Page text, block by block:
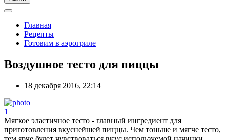
Главная
Рецепты
Готовим в аэрогриле
Воздушное тесто для пиццы
18 декабря 2016, 22:14
1
Мягкое эластичное тесто - главный ингредиент для
приготовления вкуснейшей пиццы. Чем тоньше и мягче тесто,